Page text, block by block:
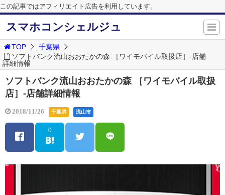
この記事ではアフィリエイト広告を利用しています。
スマホコンシェルジュ
TOP
千葉県
ソフトバンク流山おおたかの森 ［ワイモバイル取扱店］-店舗
詳細情報
ソフトバンク流山おおたかの森 ［ワイモバイル取扱
店］-店舗詳細情報
2018/11/26 千葉県 流山市
0